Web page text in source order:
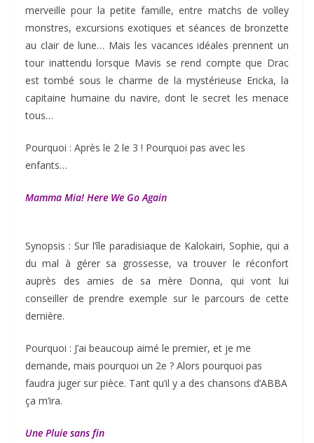
merveille pour la petite famille, entre matchs de volley
monstres, excursions exotiques et séances de bronzette
au clair de lune… Mais les vacances idéales prennent un
tour inattendu lorsque Mavis se rend compte que Drac
est tombé sous le charme de la mystérieuse Ericka, la
capitaine humaine du navire, dont le secret les menace
tous…
Pourquoi : Après le 2 le 3 ! Pourquoi pas avec les
enfants…
Mamma Mia! Here We Go Again
Synopsis : Sur l’île paradisiaque de Kalokairi, Sophie, qui a
du mal à gérer sa grossesse, va trouver le réconfort
auprès des amies de sa mère Donna, qui vont lui
conseiller de prendre exemple sur le parcours de cette
dernière.
Pourquoi : J’ai beaucoup aimé le premier, et je me
demande, mais pourquoi un 2e ? Alors pourquoi pas
faudra juger sur pièce. Tant qu’il y a des chansons d’ABBA
ça m’ira.
Une Pluie sans fin